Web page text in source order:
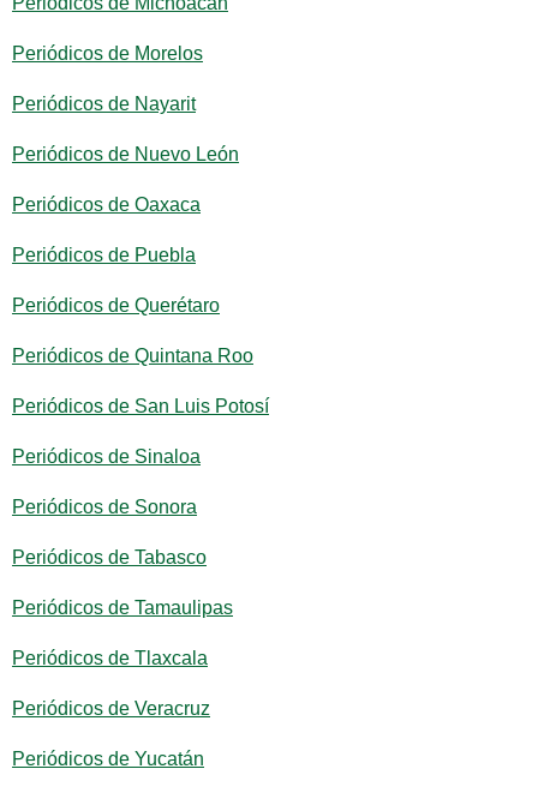
Periódicos de Morelos
Periódicos de Nayarit
Periódicos de Nuevo León
Periódicos de Oaxaca
Periódicos de Puebla
Periódicos de Querétaro
Periódicos de Quintana Roo
Periódicos de San Luis Potosí
Periódicos de Sinaloa
Periódicos de Sonora
Periódicos de Tabasco
Periódicos de Tamaulipas
Periódicos de Tlaxcala
Periódicos de Veracruz
Periódicos de Yucatán